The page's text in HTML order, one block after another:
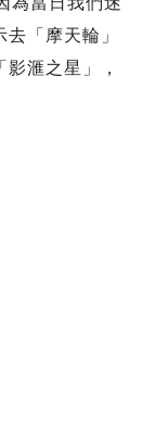
「摩天輪」
滙之星」，